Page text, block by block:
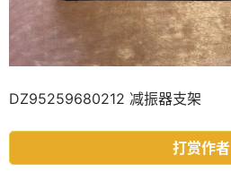
DZ95259680212 减振器支架
打赏作者